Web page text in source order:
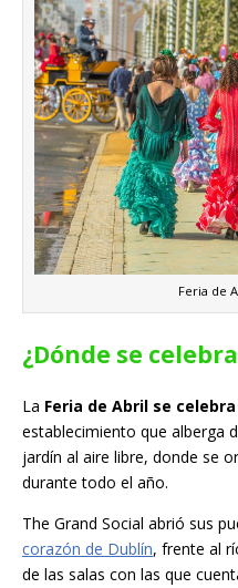
Feria de
¿Dónde se
La Feria de Abril se celebra
establecimiento que alberga
jardín al aire libre, donde se
durante todo el año.
The Grand Social abrió sus
corazón de Dublín, frente al
de las salas con las que